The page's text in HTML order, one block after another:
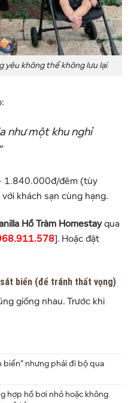
yêu không thể không lưu lại
như một khu nghỉ
1.840.000đ/đêm (tùy
khách sạn cùng hạng.
Hồ Tràm Homestayqua
]. Hoặc đặt
biển (để tránh thất vọng)
giống nhau. Trước khi
biển” nhưng phải đi bộ qua
hợp hồ bơi nhỏ hoặc không